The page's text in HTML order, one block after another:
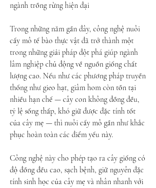
ngành trồng rừng hiện đại
Trong những năm gần đây, công nghệ nuôi
cấy mô tế bào thực vật đã trở thành một
trong những giải pháp đột phá giúp ngành
lâm nghiệp chủ động về nguồn giống chất
lượng cao. Nếu như các phương pháp truyền
thống như gieo hạt, giâm hom còn tồn tại
nhiều hạn chế — cây con không đồng đều,
tỷ lệ sống thấp, khó giữ được đặc tính tốt
của cây mẹ — thì nuôi cấy mô gần như khắc
phục hoàn toàn các điểm yếu này.
Công nghệ này cho phép tạo ra cây giống có
độ đồng đều cao, sạch bệnh, giữ nguyên đặc
tính sinh học của cây mẹ và nhân nhanh với